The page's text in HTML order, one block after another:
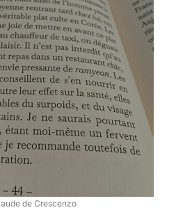
de Crescenzo